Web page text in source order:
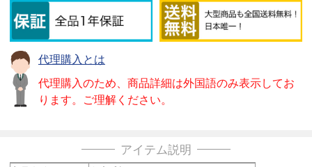
代理購入とは
代理購入のため、商品詳細は外国語のみ表示してお
ります。ご理解ください。
アイテム説明